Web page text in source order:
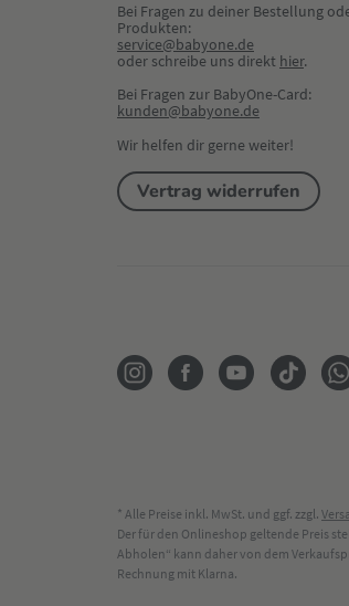
Bei Fragen zu deiner Bestellung
Produkten:
service@babyone.de
oder schreibe uns direkt hier.
Bei Fragen zur BabyOne-Card:
kunden@babyone.de
Wir helfen dir gerne weiter!
Vertrag widerrufen
* Alle Preise inkl. MwSt. und ggf. zzgl.
Der für den Onlineshop geltende Preis
Abholen“ kann daher von dem
Rechnung mit Klarna.